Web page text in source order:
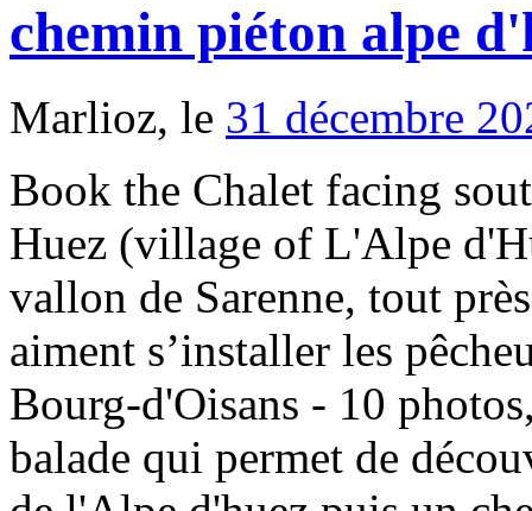
chemin piéton alpe
Marlioz, le 31 décembre
Book the Chalet facing
Huez (village of L'Alpe
vallon de Sarenne, tout
aiment s’installer les
Bourg-d'Oisans - 10
balade qui permet de